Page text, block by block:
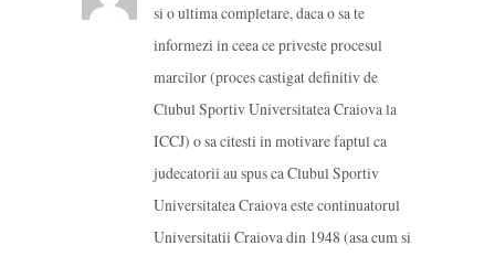
si o ultima completare, daca o sa te
informezi in ceea ce priveste procesul
marcilor (proces castigat definitiv de
Clubul Sportiv Universitatea Craiova la
ICCJ) o sa citesti in motivare faptul ca
judecatorii au spus ca Clubul Sportiv
Universitatea Craiova este continuatorul
Universitatii Craiova din 1948 (asa cum si